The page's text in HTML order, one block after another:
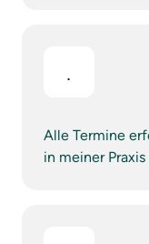
Alle Termine
in meiner